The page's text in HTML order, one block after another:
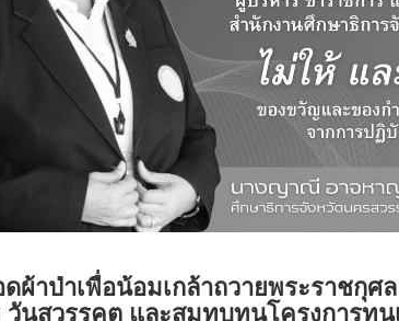
ผ้าป่าเพื่อน้อมเกล้าถวายพระราชกุ
นสวรรคต และสมทบทุนโครงการทุน